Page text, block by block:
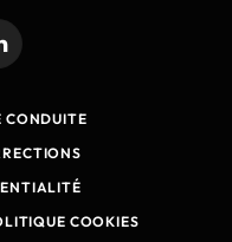
CONDUITE
COOKIES